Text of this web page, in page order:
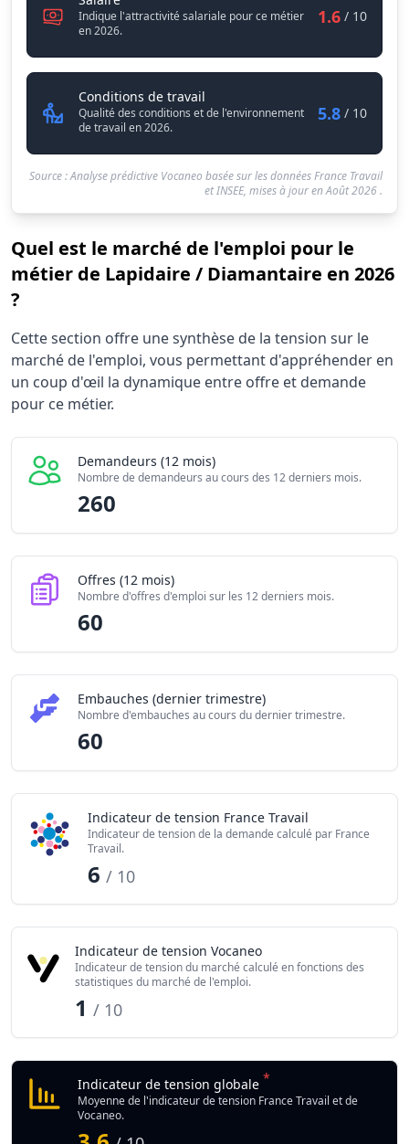
Indique l'attractivité salariale pour ce métier
en 2026.
1.6 / 10
Conditions de travail
Qualité des conditions et de l'environnement
de travail en 2026.
5.8 / 10
Source : Analyse prédictive Vocaneo basée sur les données France Travail
et INSEE, mises à jour enAoût 2026.
Quel est le marché de l'emploi pour le
métier de Lapidaire / Diamantaire en 2026
?
Statistiques recrutement Lapidaire / Diamantaire 2026
Indicateur
Valeur brute
Demandeurs d'emploi (12 mois)
260
Offres publiées (12 mois)
Indice de tension globale
Cette section offre une synthèse de la tension sur le
marché de l'emploi, vous permettant d'appréhender en
un coup d'œil la dynamique entre offre et demande
pour ce métier.
Demandeurs (12 mois)
Nombre de demandeurs au cours des 12 derniers mois.
260
Offres (12 mois)
Nombre d'offres d'emploi sur les 12 derniers mois.
60
Embauches (dernier trimestre)
Nombre d'embauches au cours du dernier trimestre.
60
Indicateur de tension France Travail
Indicateur de tension de la demande calculé par France
Travail.
6/ 10
Indicateur de tension Vocaneo
Indicateur de tension du marché calculé en fonctions des
statistiques du marché de l'emploi.
1 / 10
Indicateur de tension globale *
Moyenne de l'indicateur de tension France Travail et de
Vocaneo.